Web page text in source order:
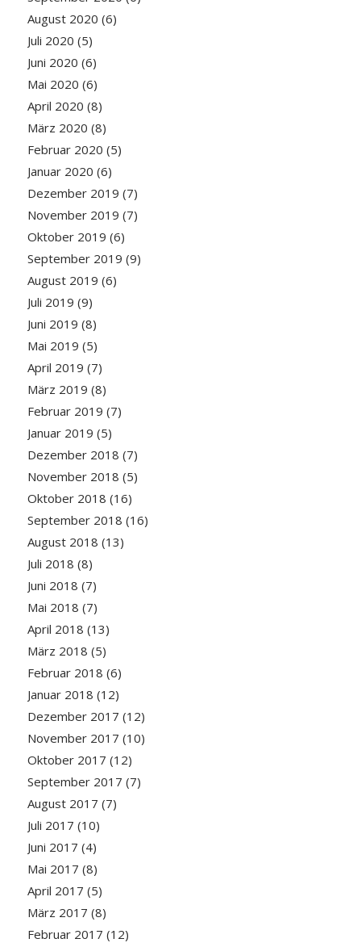
August 2020 (6)
Juli 2020 (5)
Juni 2020 (6)
Mai 2020 (6)
April 2020 (8)
März 2020 (8)
Februar 2020 (5)
Januar 2020 (6)
Dezember 2019 (7)
November 2019 (7)
Oktober 2019 (6)
September 2019 (9)
August 2019 (6)
Juli 2019 (9)
Juni 2019 (8)
Mai 2019 (5)
April 2019 (7)
März 2019 (8)
Februar 2019 (7)
Januar 2019 (5)
Dezember 2018 (7)
November 2018 (5)
Oktober 2018 (16)
September 2018 (16)
August 2018 (13)
Juli 2018 (8)
Juni 2018 (7)
Mai 2018 (7)
April 2018 (13)
März 2018 (5)
Februar 2018 (6)
Januar 2018 (12)
Dezember 2017 (12)
November 2017 (10)
Oktober 2017 (12)
September 2017 (7)
August 2017 (7)
Juli 2017 (10)
Juni 2017 (4)
Mai 2017 (8)
April 2017 (5)
März 2017 (8)
Februar 2017 (12)